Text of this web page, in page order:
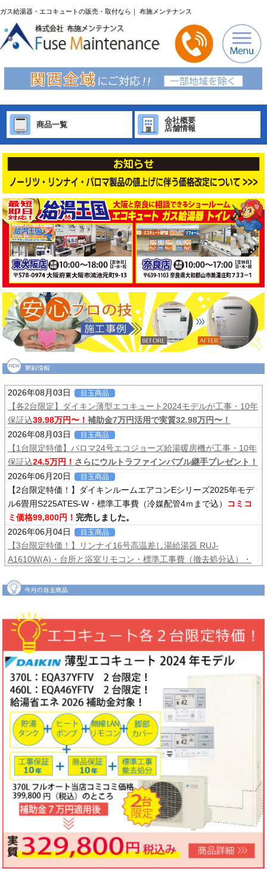
ガス給湯器・エコキュートの販売・取付なら｜ 布施メンテナンス
商品一覧
会社概要
店舗情報
2026年08月03日 目玉商品
【各2台限定】ダイキン薄型エコキュート2024モデルが工事・10年
保証込39.98万円〜！ 補助金7万円活用で実質32.98万円〜！
2026年08月03日
目玉商品
【1台限定特価】パロマ24号エコジョーズ給湯暖房機が工事・10年
保証込24.5万円！ さらにウルトラファインバブル継手プレゼント！
2026年06月20日
目玉商品
【2台限定特価！】ダイキンルームエアコンEシリーズ2025年モデ
ル6畳用S225ATES-W・標準工事費（冷媒配管4ｍまで込）
コミコ
ミ価格99,800円！ 完売しました。
2026年06月04日
目玉商品
【3台限定特価！】リンナイ16号高温差し湯給湯器 RUJ-
A1610W(A)・台所と浴室リモコン・標準工事費（撤去処分込）・
2026年06月04日
デル6畳用S225ATCS-W・標準工事費（冷媒配管4ｍまで込）商品5
年保証付きコミコミ価格128,000円！
2026年06月02日
キャンペーン
ノーリツでおトクに買替え！ノーリツ対象製品の購入・設置・アプ
リ接続で
現金最大35,000円
がもれなくもらえるキャッシュバックキ
ャンペーン2026第2弾。キャンペーン期間：2026年6月1日～12月
18日まで
2026年06月02日
目玉商品
【1台限定特価！】三菱ルームエアコン霧ヶ峰GVシリーズ10畳用
MSZ-GV2823-W・標準工事費（冷媒配管4ｍまで込）コミコミ価格
99,800円！完売しました
2026年05月22日
お知らせ
ノーリツ・リンナイ・パロマ製品の値上げに伴う価格改定について
2026年05月18日
目玉商品
ノーリツビルトインコンロ「N3WV6M」工事費コミコミ特価！今
なら「ロティプレートS」プレゼント！3台限定コミコミ価格
79,800円！数量限定のため、なくなり次第終了となります。
2026年05月15日
目玉商品
パロマ屋外式エコジョーズふろ給湯器台数限定大特価！20号オート